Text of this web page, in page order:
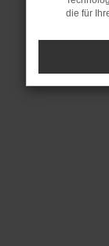
die für